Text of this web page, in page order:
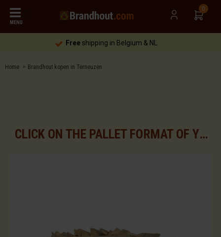
MENU
0
Freeshipping in Belgium & NL
Home Brandhout kopen in Terneuzen
CLICK ON THE PALLET FORMAT OF YOUR CHOICE FOR THE AVAILABLE ASSORTMENTS